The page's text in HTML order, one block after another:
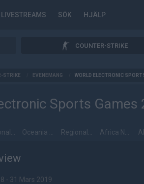
LIVESTREAMS SÖK HJÄLP
COUNTER-STRIKE
STRIKE EVENEMANG WORLD ELECTRONIC
Sports Games
- 31 Mars 2019